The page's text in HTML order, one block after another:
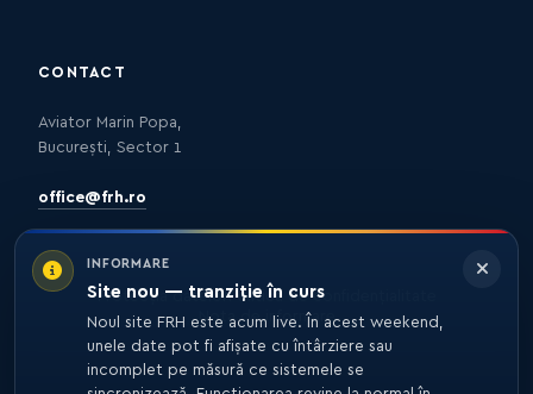
INFORMARE
Site nou — tranziție în curs
Noul site FRH este acum live. În acest weekend,
unele date pot fi afișate cu întârziere sau
incomplet pe măsură ce sistemele se
CONTACT
Aviator Marin Popa,
București, Sector 1
office@frh.ro
Protecția datelorPolitica de confidențialitate
Nota de informare